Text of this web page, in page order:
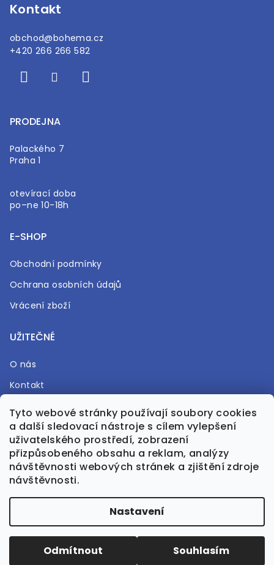
Tyto webové stránky používají soubory cookies
a další sledovací nástroje s cílem vylepšení
uživatelského prostředí, zobrazení
přizpůsobeného obsahu a reklam, analýzy
návštěvnosti webových stránek a zjištění zdroje
návštěvnosti.
Nastavení
Odmítnout Souhlasím
Kontakt
obchod@bohema.cz
+420 266 266 582
PRODEJNA
Palackého 7
Praha 1
otevírací doba
po–ne 10-18h
E-SHOP
Obchodní podmínky
Ochrana osobních údajů
Vrácení zboží
UŽITEČNÉ
O nás
Kontakt
Časté otázky
Prodejna
Copyright 2026Bohéma
. Všechna práva vyhrazena.
Upravila GreenPanda.cz